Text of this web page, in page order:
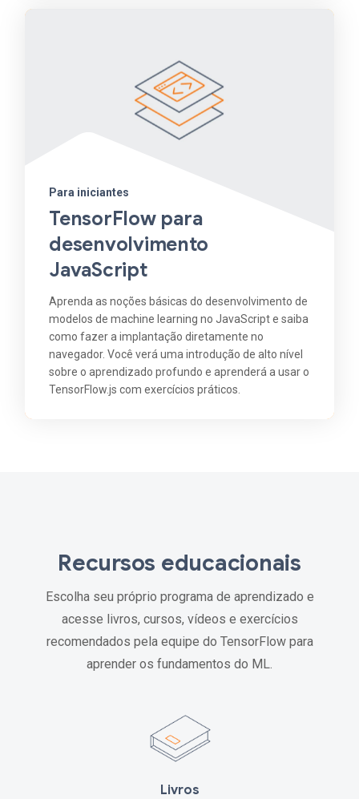
Para iniciantes
TensorFlow para
desenvolvimento
JavaScript
Aprenda as noções básicas do desenvolvimento de
modelos de machine learning no JavaScript e saiba
como fazer a implantação diretamente no
navegador. Você verá uma introdução de alto nível
sobre o aprendizado profundo e aprenderá a usar o
TensorFlow.js com exercícios práticos.
Recursos educacionais
Escolha seu próprio programa de aprendizado e
acesse livros, cursos, vídeos e exercícios
recomendados pela equipe do TensorFlow para
aprender os fundamentos do ML.
Livros